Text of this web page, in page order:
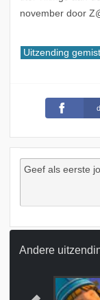
november door
Uitzending
Andere